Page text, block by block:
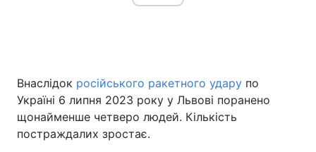
Внаслідок російського ракетного удару по
Україні 6 липня 2023 року у Львові поранено
щонайменше четверо людей. Кількість
постраждалих зростає.